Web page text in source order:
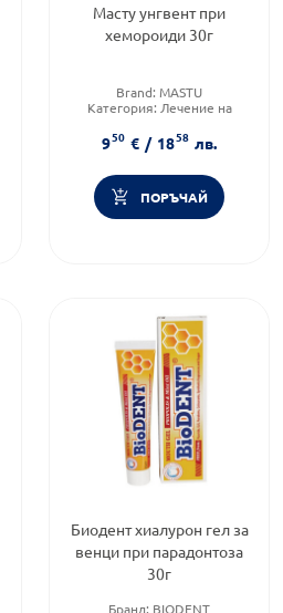
Масту унгвент при
хемороиди 30г
Brand: MASTU
Категория: Лечение на
Форма на продукта:унгвент
950 € / 1858 лв.
ПОРЪЧАЙ
Биодент хиалурон гел за
венци при парадонтоза
30г
Бранд: BIODENT